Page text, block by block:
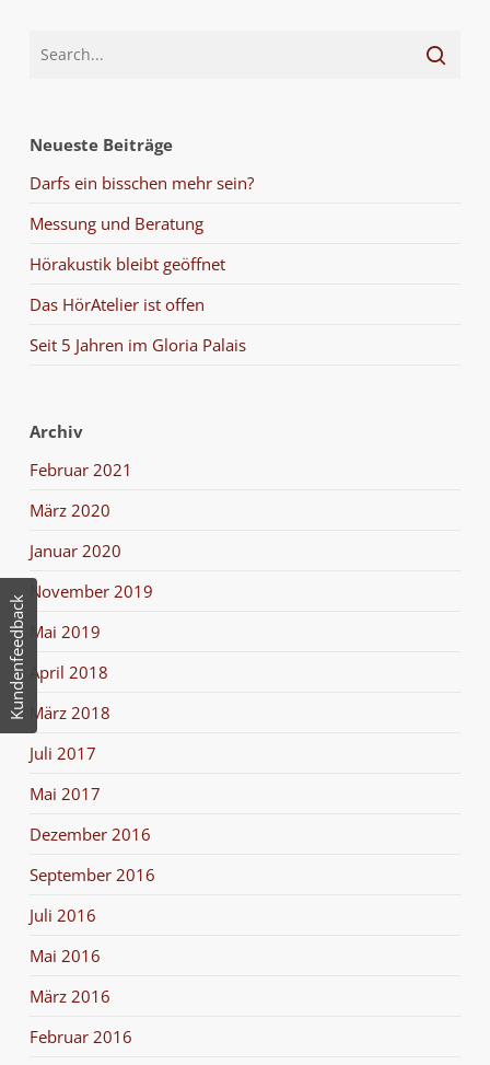
Neueste Beiträge
Darfs ein bisschen mehr sein?
Messung und Beratung
Hörakustik bleibt geöffnet
Das HörAtelier ist offen
Seit 5 Jahren im Gloria Palais
Archiv
Februar 2021
März 2020
Januar 2020
November 2019
Mai 2019
April 2018
März 2018
Juli 2017
Mai 2017
Dezember 2016
September 2016
Juli 2016
Mai 2016
März 2016
Februar 2016
Kundenfeedback